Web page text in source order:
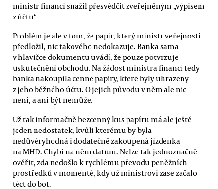
ministr financí snažil přesvědčit zveřejněným „výpisem
z účtu“.
Problém je ale v tom, že papír, který ministr veřejnosti
předložil, nic takového nedokazuje. Banka sama
v hlavičce dokumentu uvádí, že pouze potvrzuje
uskutečnění obchodu. Na žádost ministra financí tedy
banka nakoupila cenné papíry, které byly uhrazeny
z jeho běžného účtu. O jejich původu v něm ale nic
není, a ani být nemůže.
Už tak informačně bezcenný kus papíru má ale ještě
jeden nedostatek, kvůli kterému by byla
nedůvěryhodná i dodatečně zakoupená jízdenka
na MHD. Chybí na něm datum. Nelze tak jednoznačně
ověřit, zda nedošlo k rychlému převodu peněžních
prostředků v momentě, kdy už ministrovi zase začalo
téct do bot.